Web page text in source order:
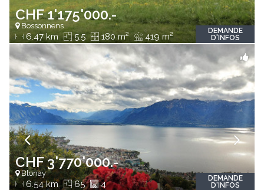
CHF 1'175'000.-
Bossonnens
6.47 km 5.5 180 m2 419 m2
DEMANDE
D'INFOS
CHF 3'770'000.-
Blonay
6.54 km 65 4
DEMANDE
D'INFOS